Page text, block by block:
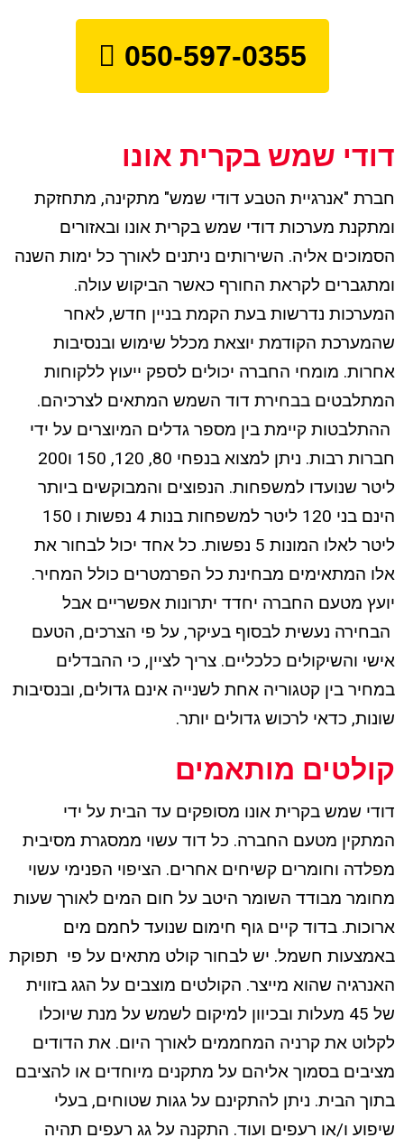
050-597-0355
דודי שמש בקרית אונו
חברת "אנרגיית הטבע דודי שמש" מתקינה, מתחזקת
ומתקנת מערכות דודי שמש בקרית אונו ובאזורים
הסמוכים אליה. השירותים ניתנים לאורך כל ימות השנה
ומתגברים לקראת החורף כאשר הביקוש עולה.
המערכות נדרשות בעת הקמת בניין חדש, לאחר
שהמערכת הקודמת יוצאת מכלל שימוש ובנסיבות
אחרות. מומחי החברה יכולים לספק ייעוץ ללקוחות
המתלבטים בבחירת דוד השמש המתאים לצרכיהם.
ההתלבטות קיימת בין מספר גדלים המיוצרים על ידי
חברות רבות. ניתן למצוא בנפחי 80, 120, 150 ו200
ליטר שנועדו למשפחות. הנפוצים והמבוקשים ביותר
הינם בני 120 ליטר למשפחות בנות 4 נפשות ו 150
ליטר לאלו המונות 5 נפשות. כל אחד יכול לבחור את
אלו המתאימים מבחינת כל הפרמטרים כולל המחיר.
יועץ מטעם החברה יחדד יתרונות אפשריים אבל
הבחירה נעשית לבסוף בעיקר, על פי הצרכים, הטעם
אישי והשיקולים כלכליים. צריך לציין, כי ההבדלים
במחיר בין קטגוריה אחת לשנייה אינם גדולים, ובנסיבות
שונות, כדאי לרכוש גדולים יותר.
קולטים מותאמים
דודי שמש בקרית אונו מסופקים עד הבית על ידי
המתקין מטעם החברה. כל דוד עשוי ממסגרת מסיבית
מפלדה וחומרים קשיחים אחרים. הציפוי הפנימי עשוי
מחומר מבודד השומר היטב על חום המים לאורך שעות
ארוכות. בדוד קיים גוף חימום שנועד לחמם מים
באמצעות חשמל. יש לבחור קולט מתאים על פי תפוקת
האנרגיה שהוא מייצר. הקולטים מוצבים על הגג בזווית
של 45 מעלות ובכיוון למיקום לשמש על מנת שיוכלו
לקלוט את קרניה המחממים לאורך היום. את הדודים
מציבים בסמוך אליהם על מתקנים מיוחדים או להציבם
בתוך הבית. ניתן להתקינם על גגות שטוחים, בעלי
שיפוע ו/או רעפים ועוד. התקנה על גג רעפים תהיה